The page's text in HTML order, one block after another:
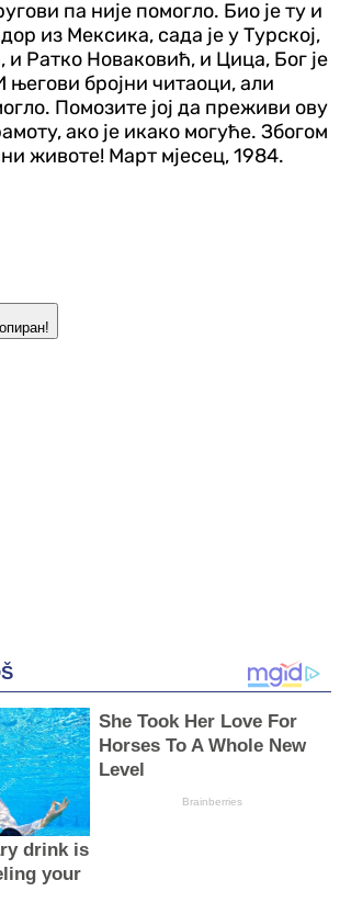
па није помогло. Био је ту и
из Мексика, сада је у Турској,
Ратко Новаковић, и Цица, Бог је
његови бројни читаоци, али
Помозите јој да преживи ову
ако је икако могуће. Збогом
животе! Март мјесец, 1984.